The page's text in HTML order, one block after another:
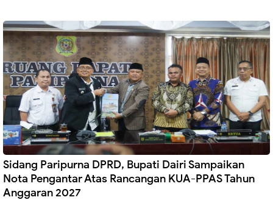
Sidang Paripurna DPRD, Bupati Dairi Sampaikan
Nota Pengantar Atas Rancangan KUA-PPAS Tahun
Anggaran 2027